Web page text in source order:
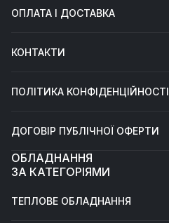
ОПЛАТА І ДОСТАВКА
КОНТАКТИ
ПОЛІТИКА КОНФІДЕНЦІЙНОСТІ
ДОГОВІР ПУБЛІЧНОЇ ОФЕРТИ
ОБЛАДНАННЯ
ЗА КАТЕГОРІЯМИ
ТЕПЛОВЕ ОБЛАДНАННЯ